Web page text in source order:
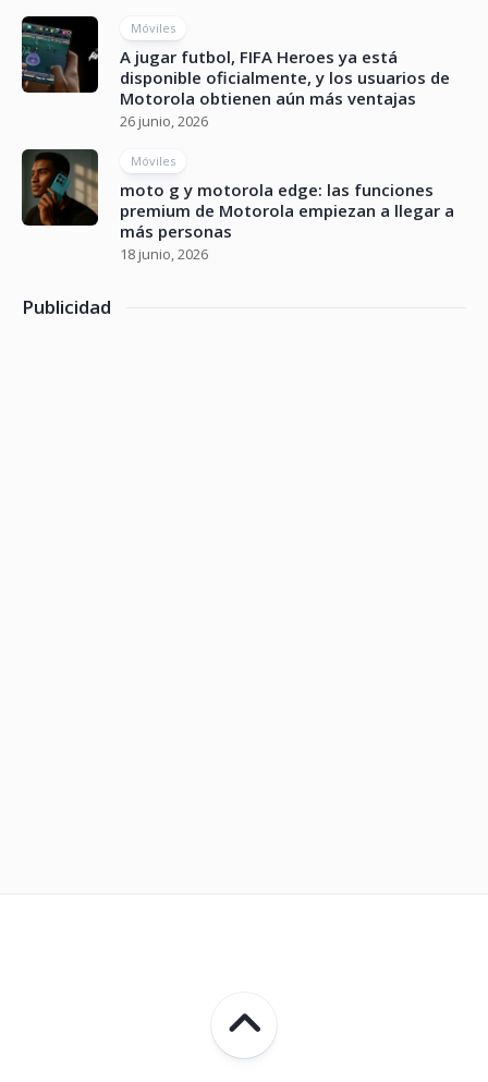
Móviles
A jugar futbol, FIFA Heroes ya está
disponible oficialmente, y los usuarios de
Motorola obtienen aún más ventajas
26 junio, 2026
Móviles
moto g y motorola edge: las funciones
premium de Motorola empiezan a llegar a
más personas
18 junio, 2026
Publicidad